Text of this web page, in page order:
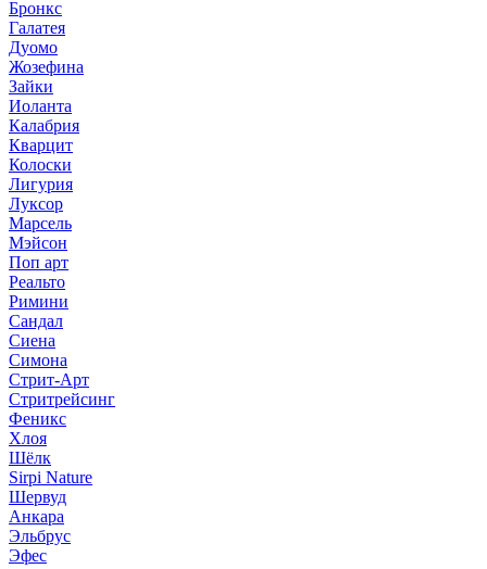
Бронкс
Галатея
Дуомо
Жозефина
Зайки
Иоланта
Калабрия
Кварцит
Колоски
Лигурия
Луксор
Марсель
Мэйсон
Поп арт
Реальто
Римини
Сандал
Сиена
Симона
Стрит-Арт
Стритрейсинг
Феникс
Хлоя
Шёлк
Sirpi Nature
Шервуд
Анкара
Эльбрус
Эфес